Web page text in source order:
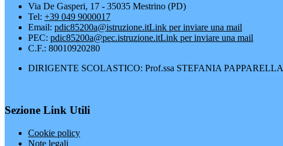
Via De Gasperi, 17 - 35035 Mestrino (PD)
Tel: +39 049 9000017
Email: pdic85200a@istruzione.itLink per inviare una mail
PEC: pdic85200a@pec.istruzione.itLink per inviare una mail
C.F.: 80010920280
DIRIGENTE SCOLASTICO: Prof.ssa STEFANIA PAPPARELLA
Sezione Link Utili
Cookie policy
Note legali